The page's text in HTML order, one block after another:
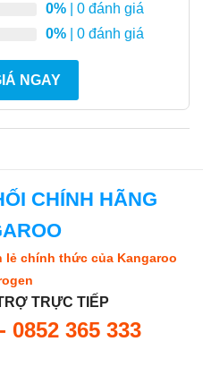
0% | 0 đánh giá
0% | 0 đánh giá
NGAY
CHÍNH HÃNG
lẻ chính thức của Kangaroo
TRỰC TIẾP
0852 365 333